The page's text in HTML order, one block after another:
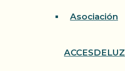
Asociación
ACCESDELUZ